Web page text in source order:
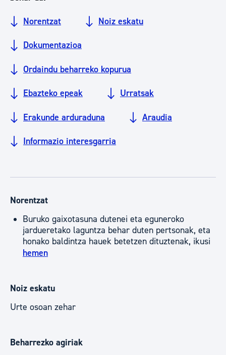
Norentzat Noiz eskatu
Dokumentazioa
Ordaindu beharreko kopurua
Ebazteko epeak Urratsak
Erakunde arduraduna Araudia
Informazio interesgarria
Norentzat
Buruko gaixotasuna dutenei eta eguneroko
jardueretako laguntza behar duten pertsonak, eta
honako baldintza hauek betetzen dituztenak, ikusi
hemen
Noiz eskatu
Urte osoan zehar
Beharrezko agiriak